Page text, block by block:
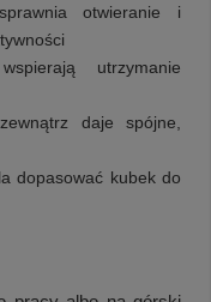
otwieranie i
utrzymanie
daje spójne,
dopasować kubek do